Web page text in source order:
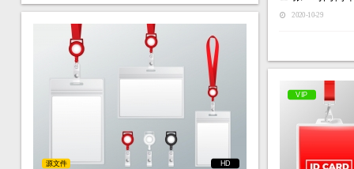
2020-10-29
HD
源文件
VIP